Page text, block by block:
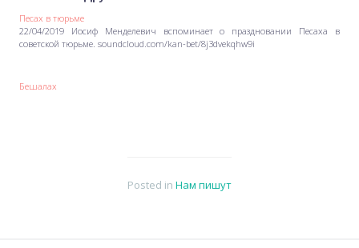
Песах в тюрьме
22/04/2019 Иосиф Менделевич вспоминает о праздновании Песаха в
советской тюрьме. soundcloud.com/kan-bet/8j3dvekqhw9i
Бешалах
Posted in Нам пишут